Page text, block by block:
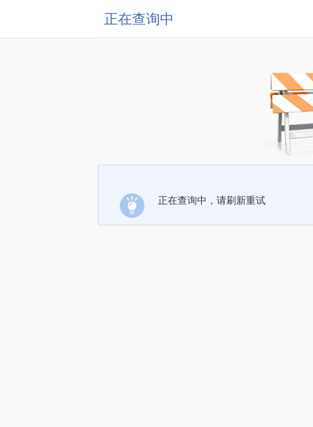
正在查询中
正在查询中，请刷新重试